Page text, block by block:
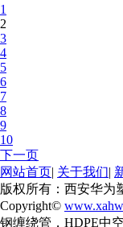
1
2
3
4
5
6
7
8
9
10
下一页
网站首页| 关于我们|
版权所有：西安华为
Copyright©
钢缠绕管，HDPE中